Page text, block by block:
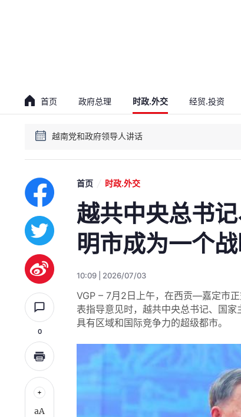
首页 政府总理 时政.外交 经贸.投资
贯彻落实越共十四大决议会议
越南党和政府领导人讲话
0
aA
首页 时政.外交
越共中央总书
明市成为一个
10:09 | 2026/07/03
VGP – 7月2日上午，在西贡—嘉定市
表指导意见时，越共中央总书记、国
具有区域和国际竞争力的超级都市。